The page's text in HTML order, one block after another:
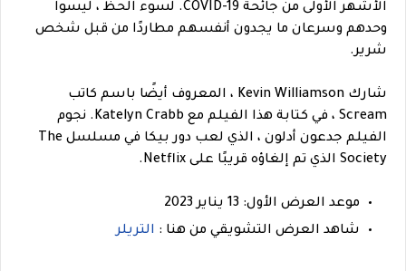
الأشهر الأولى من جائحة COVID-19. لسوء الحظ ، ليسوا
وحدهم وسرعان ما يجدون أنفسهم مطاردًا من قبل شخص
شرير.
شارك Kevin Williamson ، المعروف أيضًا باسم كاتب
Scream ، في كتابة هذا الفيلم مع Katelyn Crabb. نجوم
الفيلم جدعون أدلون ، الذي لعب دور بيكا في مسلسل The
Society الذي تم إلغاؤه قريبًا على Netflix.
موعد العرض الأول: 13 يناير 2023
شاهد العرض التشويقي من هنا : التريلر